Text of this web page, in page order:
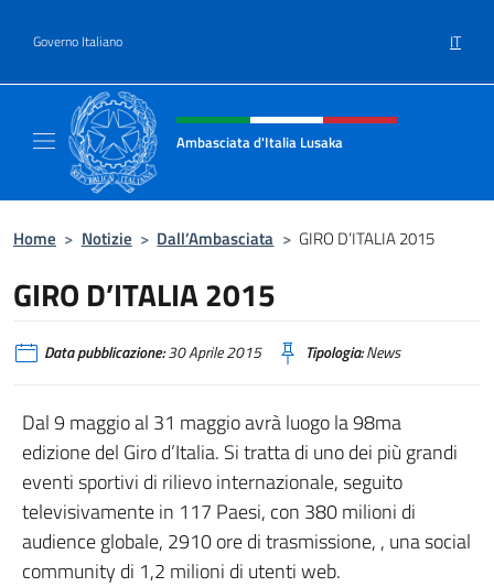
Governo Italiano IT
Intestazione sito, social e menù
Ambasciata d'Italia Lusaka
Home > Notizie > Dall’Ambasciata > GIRO D’ITALIA 2015
GIRO D’ITALIA 2015
Data pubblicazione:30 Aprile 2015 Tipologia:News
Dal 9 maggio al 31 maggio avrà luogo la 98ma
edizione del Giro d’Italia. Si tratta di uno dei più grandi
eventi sportivi di rilievo internazionale, seguito
televisivamente in 117 Paesi, con 380 milioni di
audience globale, 2910 ore di trasmissione, , una social
community di 1,2 milioni di utenti web.